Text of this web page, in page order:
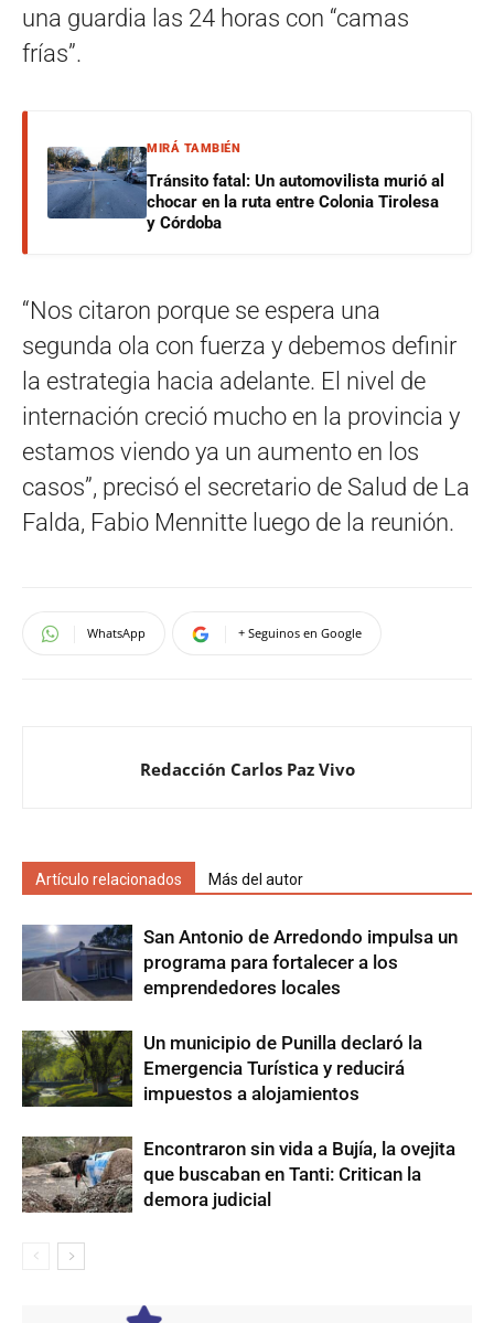
una guardia las 24 horas con “camas
frías”.
MIRÁ TAMBIÉN
Tránsito fatal: Un automovilista murió al
chocar en la ruta entre Colonia Tirolesa
y Córdoba
“Nos citaron porque se espera una
segunda ola con fuerza y debemos definir
la estrategia hacia adelante. El nivel de
internación creció mucho en la provincia y
estamos viendo ya un aumento en los
casos”, precisó el secretario de Salud de La
Falda, Fabio Mennitte luego de la reunión.
WhatsApp + Seguinos en Google
Redacción Carlos Paz Vivo
Artículo relacionados Más del autor
San Antonio de Arredondo impulsa un
programa para fortalecer a los
emprendedores locales
Un municipio de Punilla declaró la
Emergencia Turística y reducirá
impuestos a alojamientos
Encontraron sin vida a Bujía, la ovejita
que buscaban en Tanti: Critican la
demora judicial